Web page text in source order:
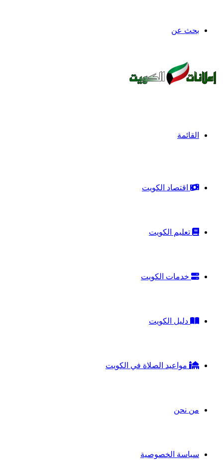
بحث عن
القائمة
اقتصاد الكويت
تعليم الكويت
خدمات الكويت
دليل الكويت
مواعيد الصلاة في الكويت
من نحن
سياسة الخصوصية